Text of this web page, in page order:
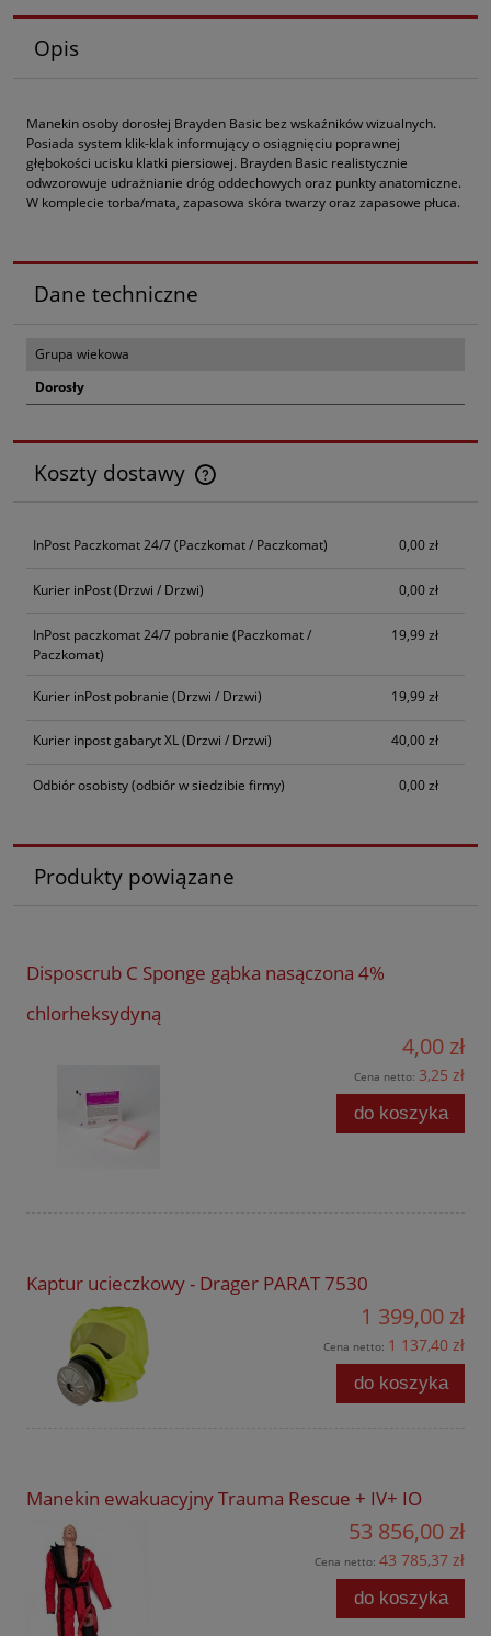
Opis
Manekin osoby dorosłej Brayden Basic bez wskaźników wizualnych.
Posiada system klik-klak informujący o osiągnięciu poprawnej
głębokości ucisku klatki piersiowej. Brayden Basic realistycznie
odwzorowuje udrażnianie dróg oddechowych oraz punkty anatomiczne.
W komplecie torba/mata, zapasowa skóra twarzy oraz zapasowe płuca.
Dane techniczne
Grupa wiekowa
Dorosły
Koszty dostawy
Cena nie zawiera ewentualnych kosztów płatności
InPost Paczkomat 24/7(Paczkomat / Paczkomat) 0,00 zł
Kurier inPost(Drzwi / Drzwi) 0,00 zł
InPost paczkomat 24/7 pobranie (Paczkomat /
Paczkomat)
19,99 zł
Kurier inPost pobranie (Drzwi / Drzwi) 19,99 zł
Kurier inpost gabaryt XL(Drzwi / Drzwi) 40,00 zł
Odbiór osobisty(odbiór w siedzibie firmy) 0,00 zł
Produkty powiązane
Disposcrub C Sponge gąbka nasączona 4%
chlorheksydyną
4,00 zł
Cena netto: 3,25 zł
do koszyka
Kaptur ucieczkowy - Drager PARAT 7530
1 399,00 zł
Cena netto: 1 137,40 zł
do koszyka
Manekin ewakuacyjny Trauma Rescue + IV+ IO
53 856,00 zł
Cena netto: 43 785,37 zł
do koszyka